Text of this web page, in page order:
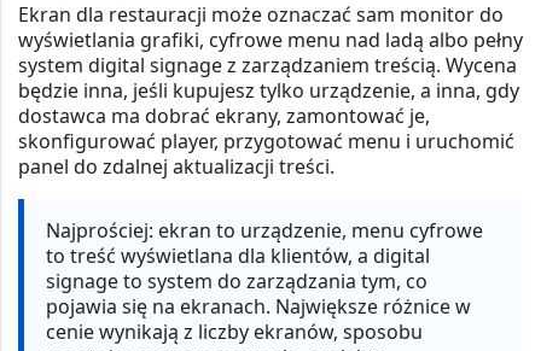
Ekran dla restauracji może oznaczać sam monitor do
wyświetlania grafiki, cyfrowe menu nad ladą albo pełny
system digital signage z zarządzaniem treścią. Wycena
będzie inna, jeśli kupujesz tylko urządzenie, a inna, gdy
dostawca ma dobrać ekrany, zamontować je,
skonfigurować player, przygotować menu i uruchomić
panel do zdalnej aktualizacji treści.
Najprościej: ekran to urządzenie, menu cyfrowe
to treść wyświetlana dla klientów, a digital
signage to system do zarządzania tym, co
pojawia się na ekranach. Największe różnice w
cenie wynikają z liczby ekranów, sposobu